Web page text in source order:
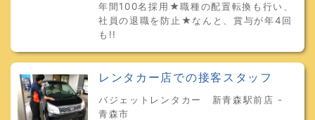
年間100名採用★職種の配置転換も行い、
社員の退職を防止★なんと、賞与が年4回
も!!
レンタカー店での接客スタッフ
バジェットレンタカー 新青森駅前店 -
青森市